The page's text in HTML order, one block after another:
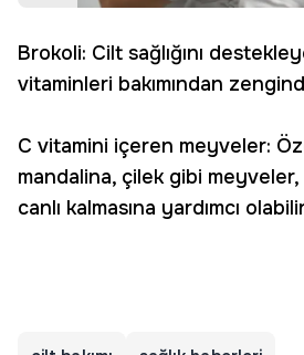
Brokoli: Cilt sağlığını
vitaminleri bakımından
C vitamini içeren meyveler:
mandalina, çilek gibi
canlı kalmasına yardımcı